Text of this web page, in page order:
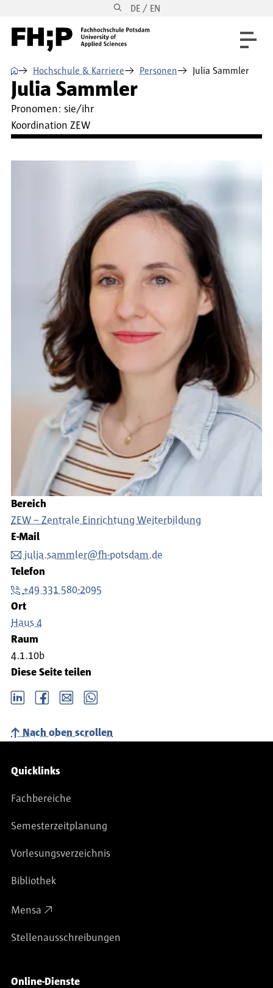
Direkt zur Hauptnavigation DE / EN
⌂ Hochschule & Karriere Personen Julia Sammler
Julia Sammler
Pronomen: sie/ihr
Koordination ZEW
Bereich
ZEW – Zentrale Einrichtung Weiterbildung
E-Mail
julia.sammler@fh-potsdam.de
Telefon
+49 331 580-2095
Ort
Haus 4
Raum
4.1.10b
Diese Seite teilen
LinkedIn Facebook email Whatsapp
Nach oben scrollen
Service-Navigation
Quicklinks
Fachbereiche
Semesterzeitplanung
Vorlesungsverzeichnis
Bibliothek
Mensa
Stellenausschreibungen
Online-Dienste